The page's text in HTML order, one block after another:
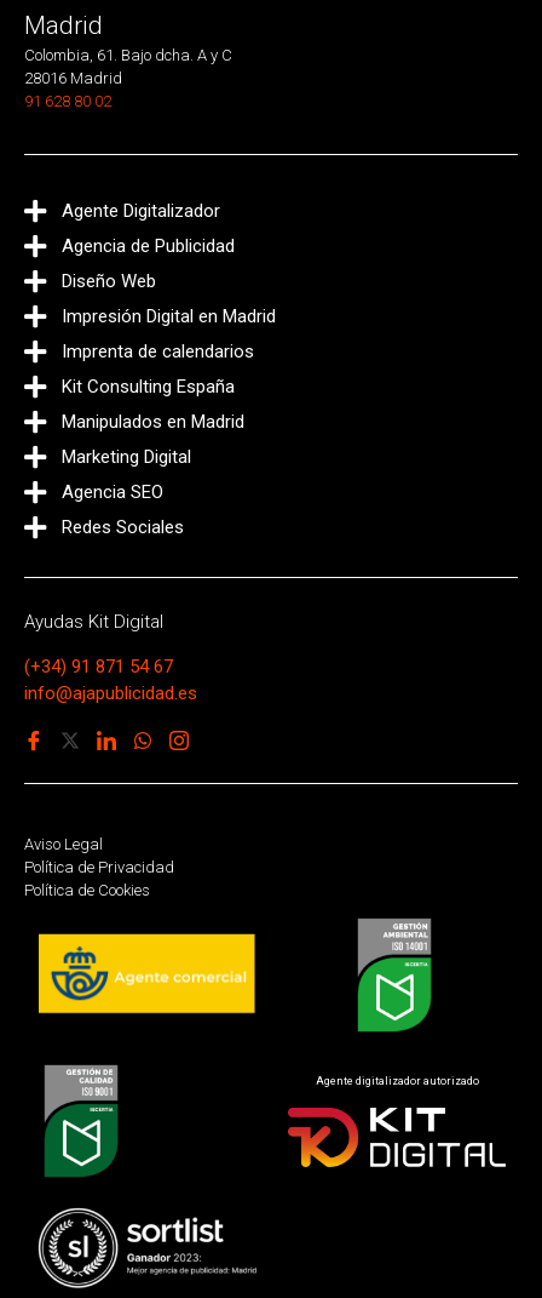
Madrid
Colombia, 61. Bajo dcha. A y C
28016 Madrid
91 628 80 02
Agente Digitalizador
Agencia de Publicidad
Diseño Web
Impresión Digital en Madrid
Imprenta de calendarios
Kit Consulting España
Manipulados en Madrid
Marketing Digital
Agencia SEO
Redes Sociales
Ayudas Kit Digital
(+34) 91 871 54 67
info@ajapublicidad.es
Aviso Legal
Política de Privacidad
Política de Cookies
Agente digitalizador autorizado